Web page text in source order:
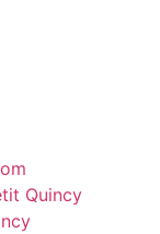
Quincy